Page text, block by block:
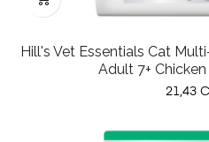
Hill's Vet Essentials Cat
Adult 7+
Prix
21,43